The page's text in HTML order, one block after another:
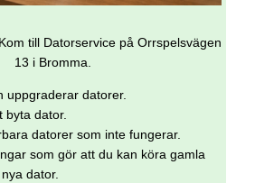
till Datorservice på Orrspelsvägen
13 i Bromma.
uppgraderar datorer.
byta dator.
datorer som inte fungerar.
som gör att du kan köra gamla
dator.